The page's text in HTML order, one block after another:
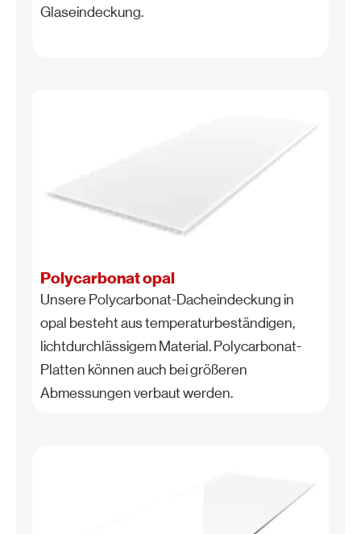
Glaseindeckung.
Polycarbonat opal
Unsere Polycarbonat-Dacheindeckung in
opal besteht aus temperaturbeständigen,
lichtdurchlässigem Material. Polycarbonat-
Platten können auch bei größeren
Abmessungen verbaut werden.